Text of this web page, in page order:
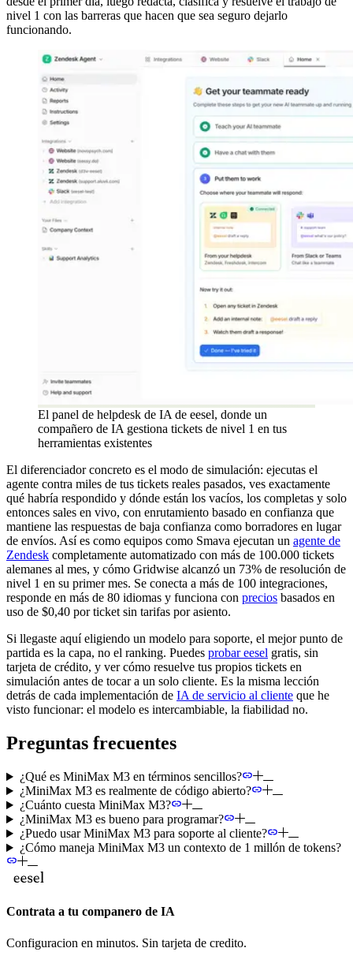
nivel 1 con las barreras que hacen que sea seguro dejarlo
funcionando.
El panel de helpdesk de IA de eesel, donde un
compañero de IA gestiona tickets de nivel 1 en tus
herramientas existentes
El diferenciador concreto es el modo de simulación: ejecutas el
agente contra miles de tus tickets reales pasados, ves exactamente
qué habría respondido y dónde están los vacíos, los completas y solo
entonces sales en vivo, con enrutamiento basado en confianza que
mantiene las respuestas de baja confianza como borradores en lugar
de envíos. Así es como equipos como Smava ejecutan un agente de
Zendesk completamente automatizado con más de 100.000 tickets
alemanes al mes, y cómo Gridwise alcanzó un 73% de resolución de
nivel 1 en su primer mes. Se conecta a más de 100 integraciones,
responde en más de 80 idiomas y funciona con precios basados en
uso de $0,40 por ticket sin tarifas por asiento.
Si llegaste aquí eligiendo un modelo para soporte, el mejor punto de
partida es la capa, no el ranking. Puedes probar eesel gratis, sin
tarjeta de crédito, y ver cómo resuelve tus propios tickets en
simulación antes de tocar a un solo cliente. Es la misma lección
detrás de cada implementación de IA de servicio al cliente que he
visto funcionar: el modelo es intercambiable, la fiabilidad no.
Preguntas frecuentes
¿Qué es MiniMax M3 en términos sencillos?
¿MiniMax M3 es realmente de código abierto?
¿Cuánto cuesta MiniMax M3?
¿MiniMax M3 es bueno para programar?
¿Puedo usar MiniMax M3 para soporte al cliente?
¿Cómo maneja MiniMax M3 un contexto de 1 millón de tokens?
Contrata a tu companero de IA
Configuracion en minutos. Sin tarjeta de credito.